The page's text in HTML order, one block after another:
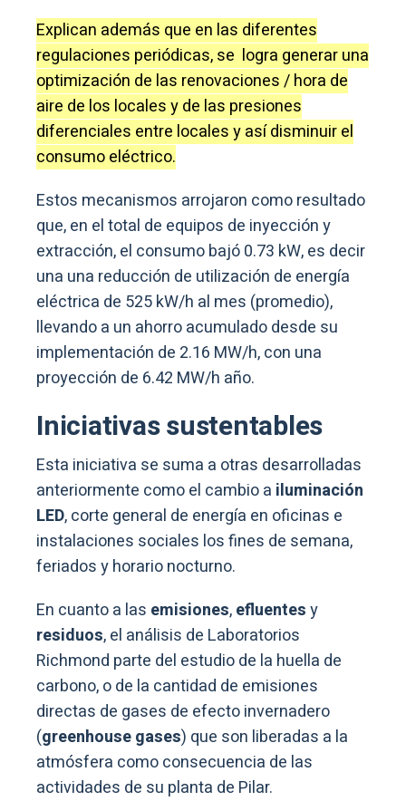
Explican además que en las diferentes
regulaciones periódicas, se logra generar una
optimización de las renovaciones / hora de
aire de los locales y de las presiones
diferenciales entre locales y así disminuir el
consumo eléctrico.
Estos mecanismos arrojaron como resultado
que, en el total de equipos de inyección y
extracción, el consumo bajó 0.73 kW, es decir
una una reducción de utilización de energía
eléctrica de 525 kW/h al mes (promedio),
llevando a un ahorro acumulado desde su
implementación de 2.16 MW/h, con una
proyección de 6.42 MW/h año.
Iniciativas sustentables
Esta iniciativa se suma a otras desarrolladas
anteriormente como el cambio a iluminación
LED, corte general de energía en oficinas e
instalaciones sociales los fines de semana,
feriados y horario nocturno.
En cuanto a las emisiones,efluentesy
residuos, el análisis de Laboratorios
Richmond parte del estudio de la huella de
carbono, o de la cantidad de emisiones
directas de gases de efecto invernadero
(greenhouse gases) que son liberadas a la
atmósfera como consecuencia de las
actividades de su planta de Pilar.